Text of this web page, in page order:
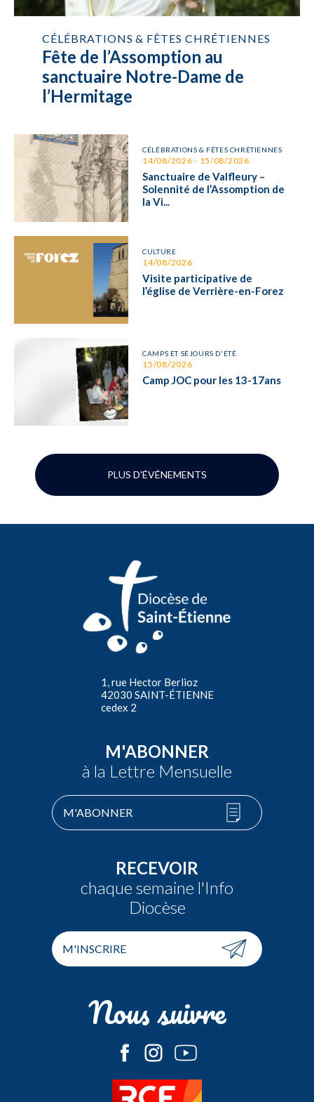
PLUS D'ÉVÉNEMENTS
CÉLÉBRATIONS & FÊTES CHRÉTIENNES
Fête de l’Assomption au
sanctuaire Notre-Dame de
l’Hermitage
CÉLÉBRATIONS & FÊTES CHRÉTIENNES
14/08/2026 - 15/08/2026
Sanctuaire de Valfleury –
Solennité de l’Assomption de
la Vi...
CULTURE
14/08/2026
Visite participative de
l’église de Verrière-en-Forez
CAMPS ET SÉJOURS D'ÉTÉ
15/08/2026
Camp JOC pour les 13-17ans
1, rue Hector Berlioz
42030 SAINT-ÉTIENNE
cedex 2
M'ABONNER
à la Lettre Mensuelle
M'ABONNER
RECEVOIR
chaque semaine l'Info
Diocèse
M'INSCRIRE
Nous suivre